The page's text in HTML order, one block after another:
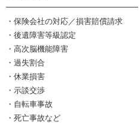
━━━━━━━━━━━━━━━━━
・保険会社の対応／損害賠償請求
・後遺障害等級認定
・高次脳機能障害
・過失割合
・休業損害
・示談交渉
・自転車事故
・死亡事故など